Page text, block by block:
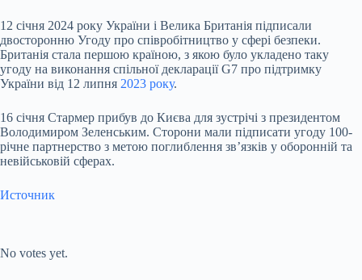
12 січня 2024 року України і Велика Британія підписали
двосторонню Угоду про співробітництво у сфері безпеки.
Британія стала першою країною, з якою було укладено таку
угоду на виконання спільної декларації G7 про підтримку
України від 12 липня 2023 року.
16 січня Стармер прибув до Києва для зустрічі з президентом
Володимиром Зеленським. Сторони мали підписати угоду 100-
річне партнерство з метою поглиблення звʼязків у оборонній та
невійськовій сферах.
Источник
No votes yet.